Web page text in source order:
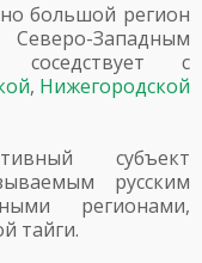
большой регион
Западным
с
, Нижегородской
субъект
русским
регионами,
тайги.